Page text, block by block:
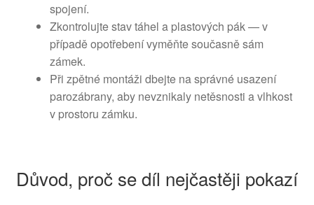
spojení.
Zkontrolujte stav táhel a plastových pák — v
případě opotřebení vyměňte současně sám
zámek.
Při zpětné montáži dbejte na správné usazení
parozábrany, aby nevznikaly netěsnosti a vlhkost
v prostoru zámku.
Důvod, proč se díl nejčastěji pokazí